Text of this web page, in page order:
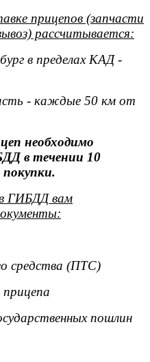
прицепов (запчасти
рассчитывается:
в пределах КАД -
- каждые 50 км от
необходимо
в течении 10
ГИБДД вам
средства (ПТС)
пошлин